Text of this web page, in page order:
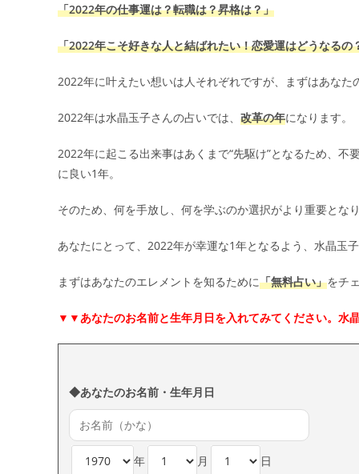
「2022年の仕事運は？転職は？昇格は？」
「2022年こそ好きな人と結ばれたい！恋愛運はどうなるの
2022年に叶えたい想いは人それぞれですが、まずはあなた
2022年は水晶玉子さんの占いでは、 改革の年になります。
2022年に起こる出来事はあくまで“先駆け”となるため、
に良い1年。
そのため、何を手放し、何を学ぶのか選択がより重要とな
あなたにとって、2022年が幸運な1年となるよう、水晶玉
まずはあなたのエレメントを知るために「無料占い」をチ
▼▼あなたのお名前と生年月日を入れてみてください。
◆あなたのお名前・生年月日
年 月 日